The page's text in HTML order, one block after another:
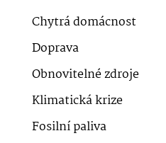
Chytrá domácnost
Doprava
Obnovitelné zdroje
Klimatická krize
Fosilní paliva